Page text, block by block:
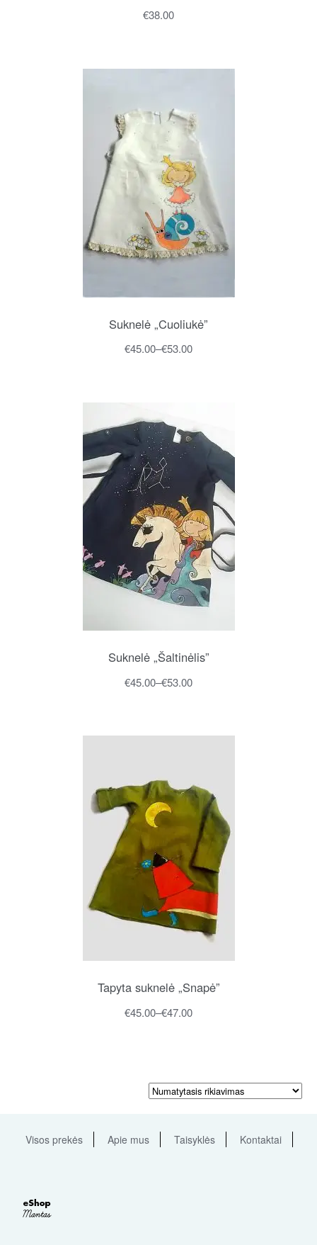
€38.00
Suknelė „Cuoliukė”
€45.00–€53.00
Suknelė „Šaltinėlis”
€45.00–€53.00
Tapyta suknelė „Snapė”
€45.00–€47.00
Visos prekės Apie mus Taisyklės Kontaktai